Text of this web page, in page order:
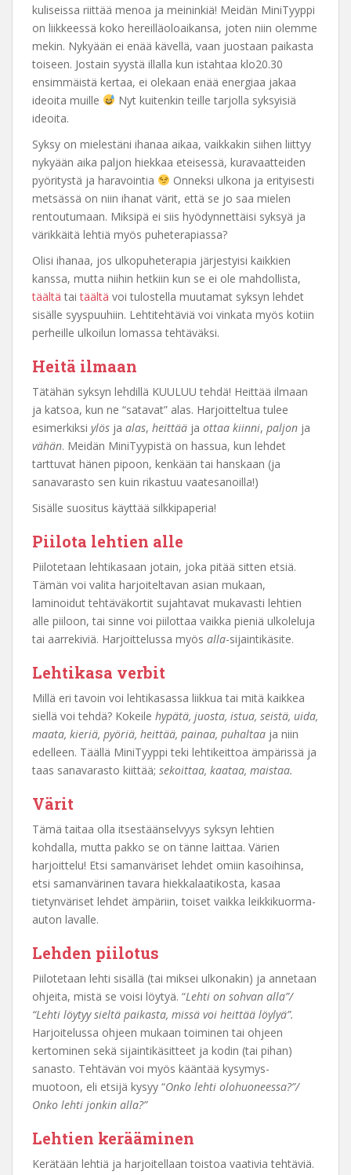
kuliseissa riittää menoa ja meininkiä! Meidän MiniTyyppi
on liikkeessä koko hereilläoloaikansa, joten niin olemme
mekin. Nykyään ei enää kävellä, vaan juostaan paikasta
toiseen. Jostain syystä illalla kun istahtaa klo20.30
ensimmäistä kertaa, ei olekaan enää energiaa jakaa
ideoita muille
Nyt kuitenkin teille tarjolla syksyisiä
ideoita.
Syksy on mielestäni ihanaa aikaa, vaikkakin siihen liittyy
nykyään aika paljon hiekkaa eteisessä, kuravaatteiden
pyöritystä ja haravointia
Onneksi ulkona ja erityisesti
metsässä on niin ihanat värit, että se jo saa mielen
rentoutumaan. Miksipä ei siis hyödynnettäisi syksyä ja
värikkäitä lehtiä myös puheterapiassa?
Olisi ihanaa, jos ulkopuheterapia järjestyisi kaikkien
kanssa, mutta niihin hetkiin kun se ei ole mahdollista,
täältä taitäältä voi tulostella muutamat syksyn lehdet
sisälle syyspuuhiin. Lehtitehtäviä voi vinkata myös kotiin
perheille ulkoilun lomassa tehtäväksi.
Heitä ilmaan
Tätähän syksyn lehdillä KUULUU tehdä! Heittää ilmaan
ja katsoa, kun ne “satavat” alas. Harjoitteltua tulee
esimerkiksi ylös ja alas, heittää ja ottaa kiinni, paljon ja
vähän. Meidän MiniTyypistä on hassua, kun lehdet
tarttuvat hänen pipoon, kenkään tai hanskaan (ja
sanavarasto sen kuin rikastuu vaatesanoilla!)
Sisälle suositus käyttää silkkipaperia!
Piilota lehtien alle
Piilotetaan lehtikasaan jotain, joka pitää sitten etsiä.
Tämän voi valita harjoiteltavan asian mukaan,
laminoidut tehtäväkortit sujahtavat mukavasti lehtien
alle piiloon, tai sinne voi piilottaa vaikka pieniä ulkoleluja
tai aarrekiviä. Harjoittelussa myös alla-sijaintikäsite.
Lehtikasa verbit
Millä eri tavoin voi lehtikasassa liikkua tai mitä kaikkea
siellä voi tehdä? Kokeile hypätä, juosta, istua, seistä, uida,
maata, kieriä, pyöriä, heittää, painaa, puhaltaa ja niin
edelleen. Täällä MiniTyyppi teki lehtikeittoa ämpärissä ja
taas sanavarasto kiittää; sekoittaa, kaataa, maistaa.
Värit
Tämä taitaa olla itsestäänselvyys syksyn lehtien
kohdalla, mutta pakko se on tänne laittaa. Värien
harjoittelu! Etsi samanväriset lehdet omiin kasoihinsa,
etsi samanvärinen tavara hiekkalaatikosta, kasaa
tietynväriset lehdet ämpäriin, toiset vaikka leikkikuorma-
auton lavalle.
Lehden piilotus
Piilotetaan lehti sisällä (tai miksei ulkonakin) ja annetaan
ohjeita, mistä se voisi löytyä. “Lehti on sohvan alla”/
“Lehti löytyy sieltä paikasta, missä voi heittää löylyä”.
Harjoitelussa ohjeen mukaan toiminen tai ohjeen
kertominen sekä sijaintikäsitteet ja kodin (tai pihan)
sanasto. Tehtävän voi myös kääntää kysymys-
muotoon, eli etsijä kysyy “Onko lehti olohuoneessa?”/
Onko lehti jonkin alla?”
Lehtien kerääminen
Kerätään lehtiä ja harjoitellaan toistoa vaativia tehtäviä.